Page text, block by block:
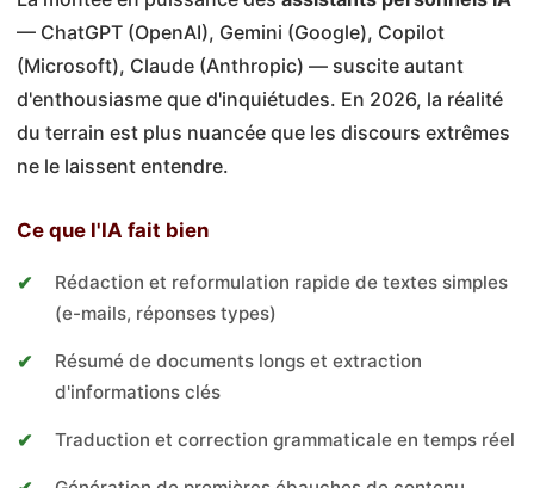
— ChatGPT (OpenAI), Gemini (Google), Copilot
(Microsoft), Claude (Anthropic) — suscite autant
d'enthousiasme que d'inquiétudes. En 2026, la réalité
du terrain est plus nuancée que les discours extrêmes
ne le laissent entendre.
Ce que l'IA fait bien
Rédaction et reformulation rapide de textes simples
(e-mails, réponses types)
Résumé de documents longs et extraction
d'informations clés
Traduction et correction grammaticale en temps réel